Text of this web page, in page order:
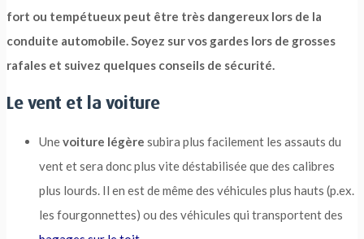
fort ou tempétueux peut être très dangereux lors de la
conduite automobile. Soyez sur vos gardes lors de grosses
rafales et suivez quelques conseils de sécurité.
Le vent et la voiture
Unevoiture légère subira plus facilement les assauts du
vent et sera donc plus vite déstabilisée que des calibres
plus lourds. Il en est de même des véhicules plus hauts (p.ex.
les fourgonnettes) ou des véhicules qui transportent des